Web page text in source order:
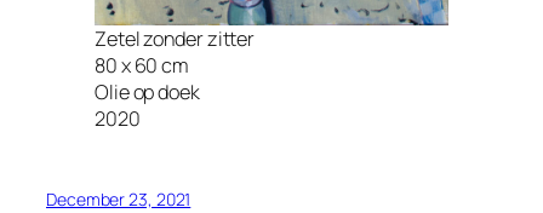
Zetel zonder zitter
80 x 60 cm
Olie op doek
2020
December 23, 2021